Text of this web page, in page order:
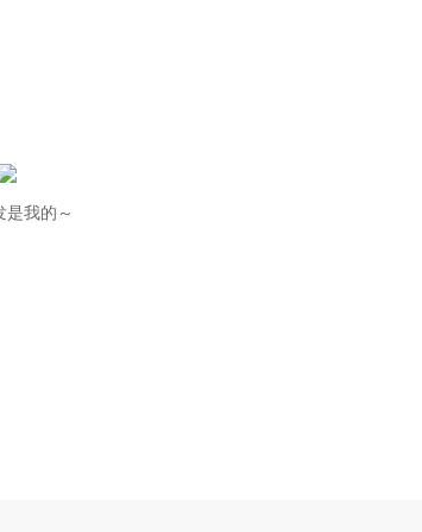
是我的～